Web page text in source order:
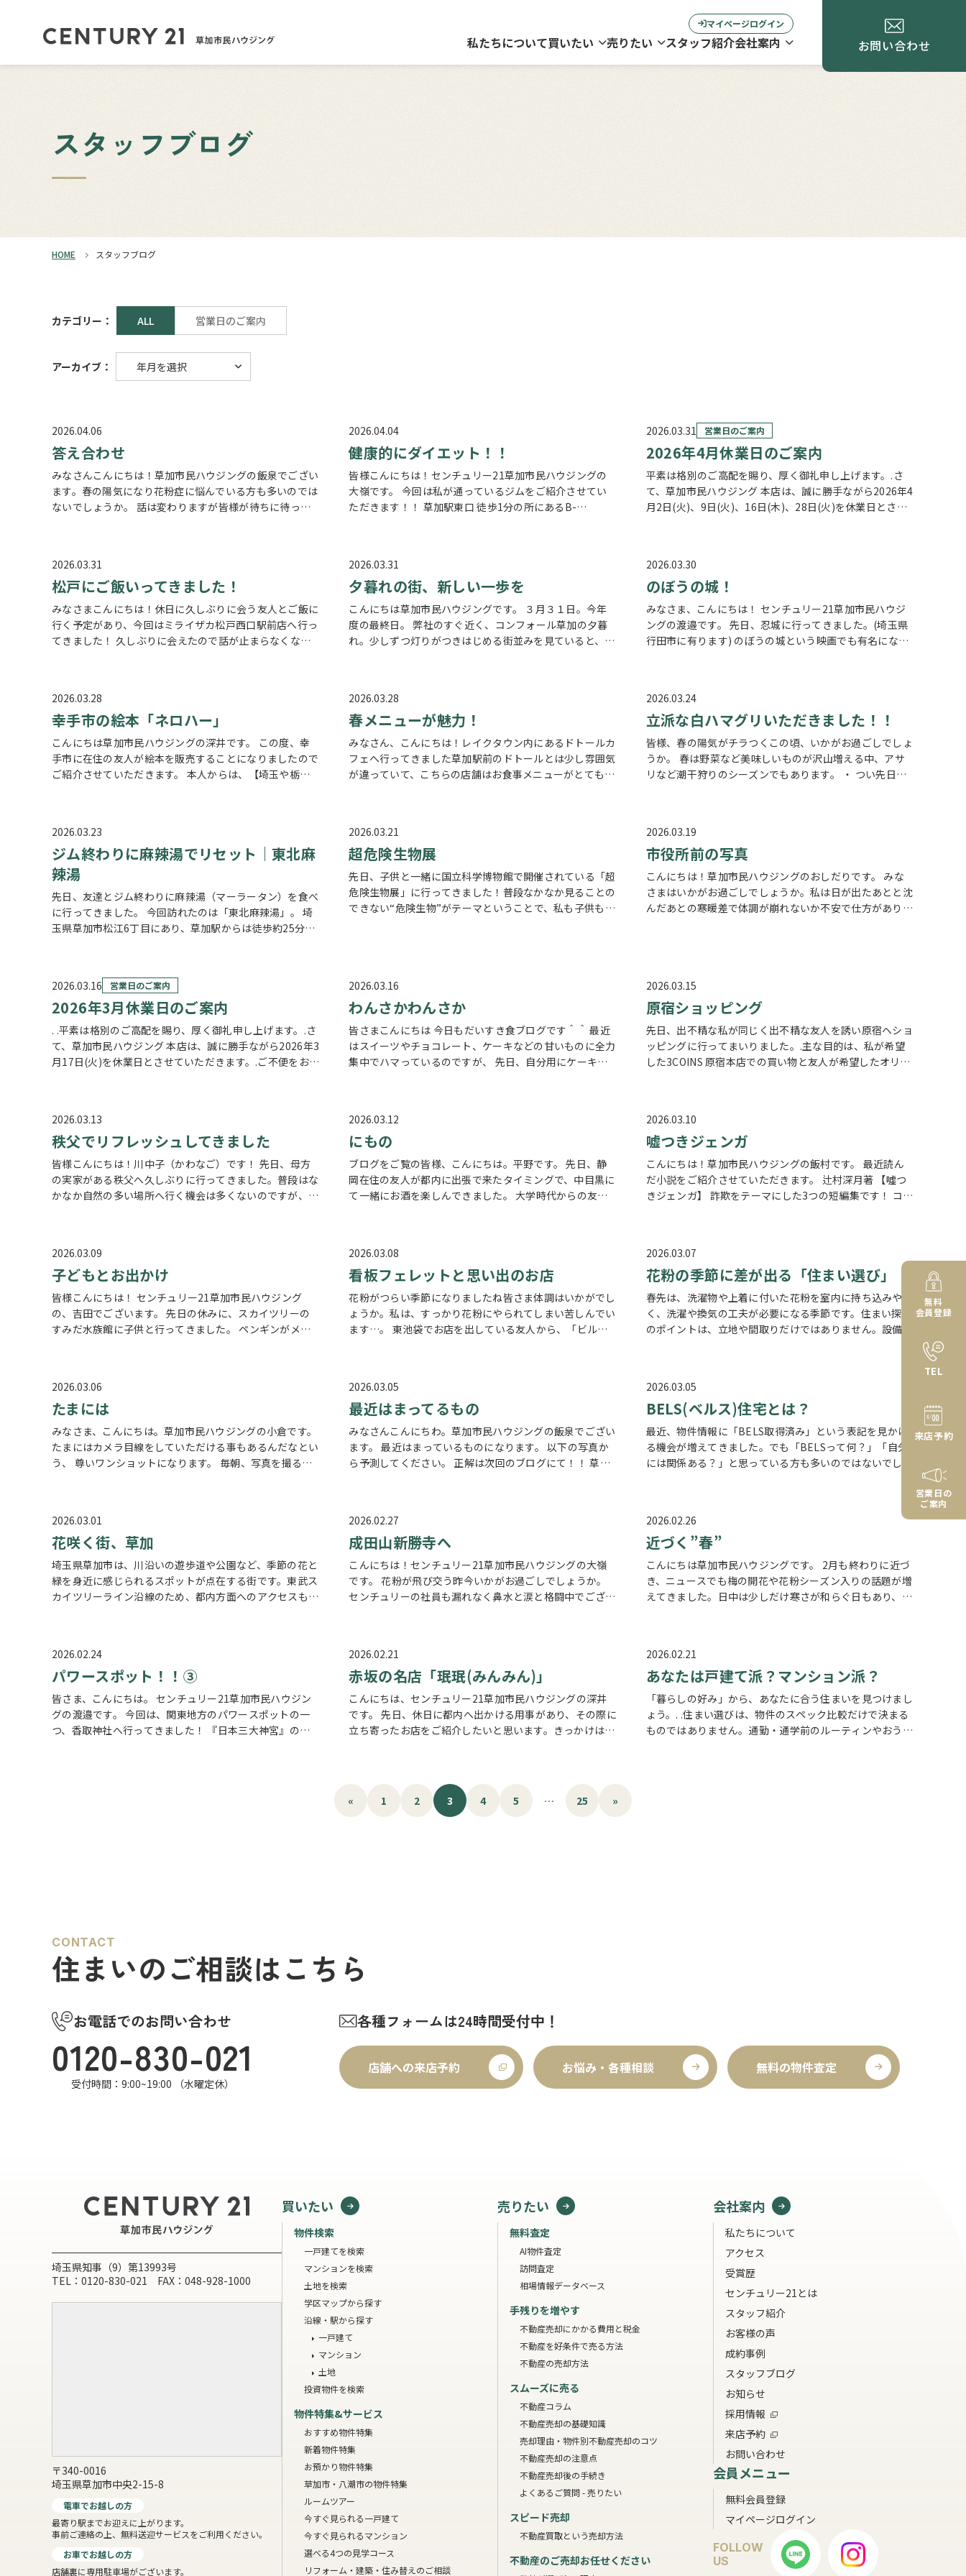
マイページログイン
私たちについて買いたい 売りたい スタッフ紹介会社案内 お問い合わせ
スタッフブログ
HOME スタッフブログ
カテゴリー： ALL 営業日のご案内
アーカイブ：
2026.04.06
答え合わせ
みなさんこんにちは！草加市民ハウジングの飯泉でござい
ます。春の陽気になり花粉症に悩んでいる方も多いのでは
ないでしょうか。 話は変わりますが皆様が待ちに待った
2026.04.04
健康的にダイエット！！
皆様こんにちは！センチュリー21草加市民ハウジングの
大嶺です。 今回は私が通っているジムをご紹介させてい
ただきます！！ 草加駅東口 徒歩1分の所にあるB-
2026.03.31 営業日のご案内
2026年4月休業日のご案内
平素は格別のご高配を賜り、厚く御礼申し上げます。.さ
て、草加市民ハウジング 本店は、誠に勝手ながら2026年4
月2日(火)、9日(火)、16日(木)、28日(火)を休業日とさせ
2026.03.31
松戸にご飯いってきました！
みなさまこんにちは！休日に久しぶりに会う友人とご飯に
行く予定があり、今回はミライザカ松戸西口駅前店へ行っ
てきました！ 久しぶりに会えたので話が止まらなくな
2026.03.31
夕暮れの街、新しい一歩を
こんにちは草加市民ハウジングです。 ３月３１日。今年
度の最終日。 弊社のすぐ近く、コンフォール草加の夕暮
れ。少しずつ灯りがつきはじめる街並みを見ていると、一
2026.03.30
のぼうの城！
みなさま、こんにちは！ センチュリー21草加市民ハウジ
ングの渡邉です。 先日、忍城に行ってきました。(埼玉県
行田市に有ります) のぼうの城という映画でも有名になり
2026.03.28
幸手市の絵本「ネロハー」
こんにちは草加市民ハウジングの深井です。 この度、幸
手市に在住の友人が絵本を販売することになりましたので
ご紹介させていただきます。 本人からは、【埼玉や栃木
2026.03.28
春メニューが魅力！
みなさん、こんにちは！レイクタウン内にあるドトールカ
フェへ行ってきました草加駅前のドトールとは少し雰囲気
が違っていて、こちらの店舗はお食事メニューがとても充
2026.03.24
立派な白ハマグリいただきました！！
皆様、春の陽気がチラつくこの頃、いかがお過ごしでしょ
うか。 春は野菜など美味しいものが沢山増える中、アサ
リなど潮干狩りのシーズンでもあります。 ・ つい先日、
2026.03.23
ジム終わりに麻辣湯でリセット｜東北麻
辣湯
先日、友達とジム終わりに麻辣湯（マーラータン）を食べ
に行ってきました。 今回訪れたのは「東北麻辣湯」。 埼
玉県草加市松江6丁目にあり、草加駅からは徒歩約25分ほ
2026.03.21
超危険生物展
先日、子供と一緒に国立科学博物館で開催されている「超
危険生物展」に行ってきました！普段なかなか見ることの
できない“危険生物”がテーマということで、私も子供もワ
2026.03.19
市役所前の写真
こんにちは！草加市民ハウジングのおしだりです。 みな
さまはいかがお過ごしでしょうか。私は日が出たあとと沈
んだあとの寒暖差で体調が崩れないか不安で仕方がありま
2026.03.16 営業日のご案内
2026年3月休業日のご案内
. .平素は格別のご高配を賜り、厚く御礼申し上げます。.さ
て、草加市民ハウジング 本店は、誠に勝手ながら2026年3
月17日(火)を休業日とさせていただきます。.ご不便をおか
2026.03.16
わんさかわんさか
皆さまこんにちは 今日もだいすき食ブログです＾＾ 最近
はスイーツやチョコレート、ケーキなどの甘いものに全力
集中でハマっているのですが、 先日、自分用にケーキを
2026.03.15
原宿ショッピング
先日、出不精な私が同じく出不精な友人を誘い原宿へショ
ッピングに行ってまいりました。.主な目的は、私が希望
した3COINS 原宿本店での買い物と友人が希望したオリジ
2026.03.13
秩父でリフレッシュしてきました
皆様こんにちは！川中子（かわなご）です！ 先日、母方
の実家がある秩父へ久しぶりに行ってきました。普段はな
かなか自然の多い場所へ行く機会は多くないのですが、車
2026.03.12
にもの
ブログをご覧の皆様、こんにちは。平野です。 先日、静
岡在住の友人が都内に出張で来たタイミングで、中目黒に
て一緒にお酒を楽しんできました。 大学時代からの友人
2026.03.10
嘘つきジェンガ
こんにちは！草加市民ハウジングの飯村です。 最近読ん
だ小説をご紹介させていただきます。 辻村深月著 【噓つ
きジェンガ】 詐欺をテーマにした3つの短編集です！ コロ
2026.03.09
子どもとお出かけ
皆様こんにちは！ センチュリー21草加市民ハウジング
の、吉田でございます。 先日の休みに、スカイツリーの
すみだ水族館に子供と行ってきました。 ペンギンがメイ
2026.03.08
看板フェレットと思い出のお店
花粉がつらい季節になりましたね皆さま体調はいかがでし
ょうか。私は、すっかり花粉にやられてしまい苦しんでい
ます…。 東池袋でお店を出している友人から、「ビルの
2026.03.07
花粉の季節に差が出る「住まい選び」
春先は、洗濯物や上着に付いた花粉を室内に持ち込みやす
く、洗濯や換気の工夫が必要になる季節です。住まい探し
のポイントは、立地や間取りだけではありません。設備面
2026.03.06
たまには
みなさま、こんにちは。草加市民ハウジングの小倉です。
たまにはカメラ目線をしていただける事もあるんだなとい
う、 尊いワンショットになります。 毎朝、写真を撮るの
2026.03.05
最近はまってるもの
みなさんこんにちわ。草加市民ハウジングの飯泉でござい
ます。 最近はまっているものになります。 以下の写真か
ら予測してください。 正解は次回のブログにて！！ 草加
2026.03.05
BELS(ベルス)住宅とは？
最近、物件情報に「BELS取得済み」という表記を見かけ
る機会が増えてきました。でも「BELSって何？」「自分
には関係ある？」と思っている方も多いのではないでしょ
2026.03.01
花咲く街、草加
埼玉県草加市は、川沿いの遊歩道や公園など、季節の花と
緑を身近に感じられるスポットが点在する街です。東武ス
カイツリーライン沿線のため、都内方面へのアクセスもス
2026.02.27
成田山新勝寺へ
こんにちは！センチュリー21草加市民ハウジングの大嶺
です。 花粉が飛び交う昨今いかがお過ごしでしょうか。
センチュリーの社員も漏れなく鼻水と涙と格闘中でござい
2026.02.26
近づく”春”
こんにちは草加市民ハウジングです。 2月も終わりに近づ
き、ニュースでも梅の開花や花粉シーズン入りの話題が増
えてきました。日中は少しだけ寒さが和らぐ日もあり、春
2026.02.24
パワースポット！！③
皆さま、こんにちは。 センチュリー21草加市民ハウジン
グの渡邉です。 今回は、関東地方のパワースポットの一
つ、香取神社へ行ってきました！ 『日本三大神宮』の一
2026.02.21
赤坂の名店「珉珉(みんみん)」
こんにちは、センチュリー21草加市民ハウジングの深井
です。 先日、休日に都内へ出かける用事があり、その際に
立ち寄ったお店をご紹介したいと思います。きっかけはテ
2026.02.21
あなたは戸建て派？マンション派？
「暮らしの好み」から、あなたに合う住まいを見つけまし
ょう。. .住まい選びは、物件のスペック比較だけで決まる
ものではありません。通勤・通学前のルーティンやおうち
« 1 2 3 4 5 … 25 »
CONTACT
住まいのご相談はこちら
お電話でのお問い合わせ
0120-830-021
受付時間：9:00~19:00 （水曜定休）
各種フォームは24時間受付中！
店舗への来店予約 お悩み・各種相談 無料の物件査定
埼玉県知事（9）第13993号
TEL：0120-830-021 FAX：048-928-1000
〒340-0016
埼玉県草加市中央2-15-8
電車でお越しの方
最寄り駅までお迎えに上がります。
事前ご連絡の上、無料送迎サービスをご利用ください。
お車でお越しの方
店舗裏に専用駐車場がございます。
買いたい
物件検索
一戸建てを検索
マンションを検索
土地を検索
学区マップから探す
沿線・駅から探す
一戸建て
マンション
土地
投資物件を検索
物件特集&サービス
おすすめ物件特集
新着物件特集
お預かり物件特集
草加市・八潮市の物件特集
ルームツアー
今すぐ見られる一戸建て
今すぐ見られるマンション
選べる4つの見学コース
リフォーム・建築・住み替えのご相談
売りたい
無料査定
AI物件査定
訪問査定
相場情報データベース
手残りを増やす
不動産売却にかかる費用と税金
不動産を好条件で売る方法
不動産の売却方法
スムーズに売る
不動産コラム
不動産売却の基礎知識
売却理由・物件別不動産売却のコツ
不動産売却の注意点
不動産売却後の手続き
よくあるご質問 - 売りたい
スピード売却
不動産買取という売却方法
不動産のご売却お任せください
会社案内
私たちについて
アクセス
受賞歴
センチュリー21とは
スタッフ紹介
お客様の声
成約事例
スタッフブログ
お知らせ
採用情報
来店予約
お問い合わせ
会員メニュー
無料会員登録
マイページログイン
FOLLOW
US
無料
会員登録
TEL
来店予約
営業日の
ご案内